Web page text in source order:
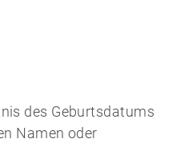
des Geburtsdatums
Namen oder